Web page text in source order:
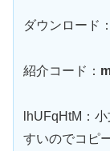
ダウンロード：
紹介コード：
lhUFqHtM：
すいのでコピ